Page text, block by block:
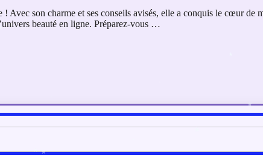
Avec son charme et ses conseils avisés, elle a conquis le cœur de
beauté en ligne. Préparez-vous …